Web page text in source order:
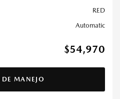
RED
Automatic
$54,970
DE MANEJO